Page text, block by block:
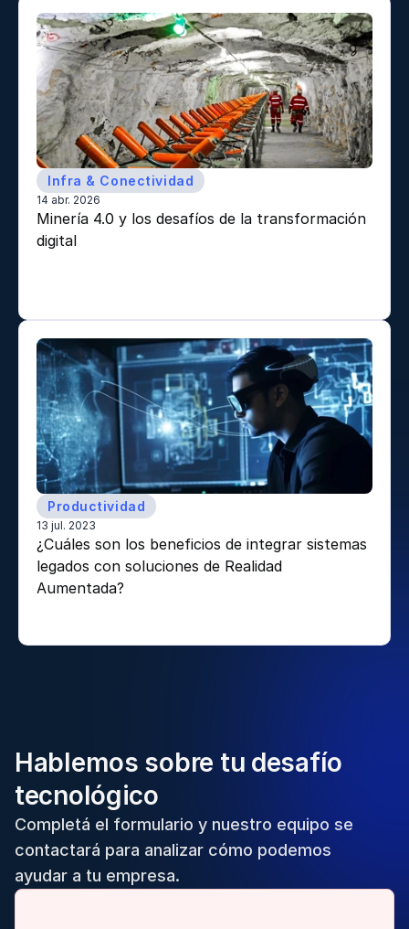
Infra & Conectividad
14 abr. 2026
Minería 4.0 y los desafíos de la transformación
digital
Productividad
13 jul. 2023
¿Cuáles son los beneficios de integrar sistemas
legados con soluciones de Realidad
Aumentada?
Hablemos sobre tu desafío
tecnológico
Completá el formulario y nuestro equipo se
contactará para analizar cómo podemos
ayudar a tu empresa.